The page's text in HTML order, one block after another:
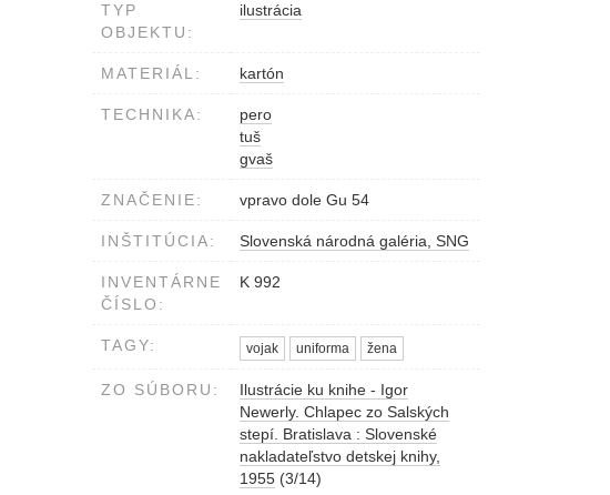
TYP
OBJEKTU:
ilustrácia
MATERIÁL: kartón
TECHNIKA:
pero
tuš
gvaš
ZNAČENIE: vpravo dole Gu 54
INŠTITÚCIA: Slovenská národná galéria, SNG
INVENTÁRNE
ČÍSLO:
K 992
TAGY: vojak uniforma žena
ZO SÚBORU:
Ilustrácie ku knihe - Igor
Newerly. Chlapec zo Salských
stepí. Bratislava : Slovenské
nakladateľstvo detskej knihy,
1955 (3/14)